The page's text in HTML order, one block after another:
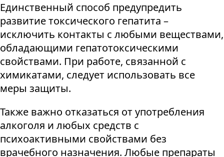
Единственный способ предупредить
развитие токсического гепатита –
исключить контакты с любыми веществами,
обладающими гепатотоксическими
свойствами. При работе, связанной с
химикатами, следует использовать все
меры защиты.
Также важно отказаться от употребления
алкоголя и любых средств с
психоактивными свойствами без
врачебного назначения. Любые препараты